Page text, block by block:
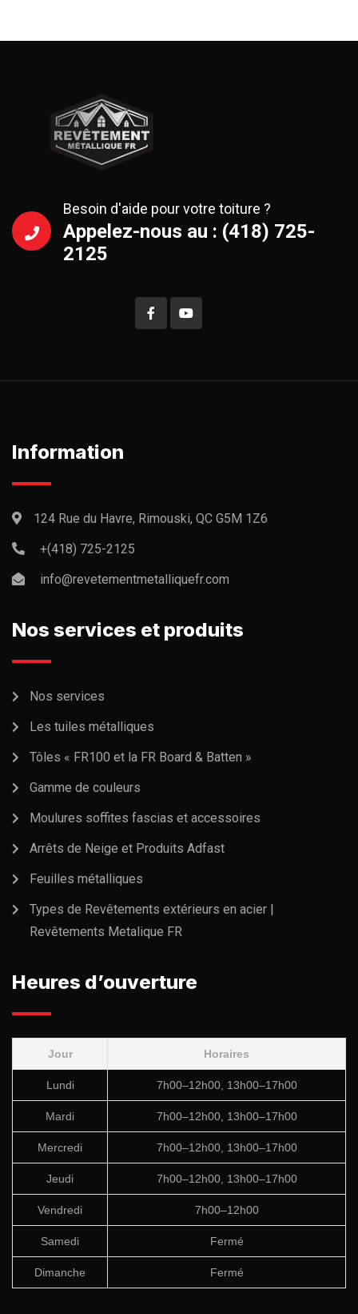
Besoin d'aide pour votre toiture ?
Appelez-nous au : (418) 725-
2125
Information
124 Rue du Havre, Rimouski, QC G5M 1Z6
+(418) 725-2125
info@revetementmetalliquefr.com
Nos services et produits
Nos services
Les tuiles métalliques
Tôles « FR100 et la FR Board & Batten »
Gamme de couleurs
Moulures soffites fascias et accessoires
Arrêts de Neige et Produits Adfast
Feuilles métalliques
Types de Revêtements extérieurs en acier |
Revêtements Metalique FR
Heures d’ouverture
Jour Horaires
Lundi 7h00–12h00, 13h00–17h00
Mardi 7h00–12h00, 13h00–17h00
Mercredi 7h00–12h00, 13h00–17h00
Jeudi 7h00–12h00, 13h00–17h00
Vendredi 7h00–12h00
Samedi Fermé
Dimanche Fermé